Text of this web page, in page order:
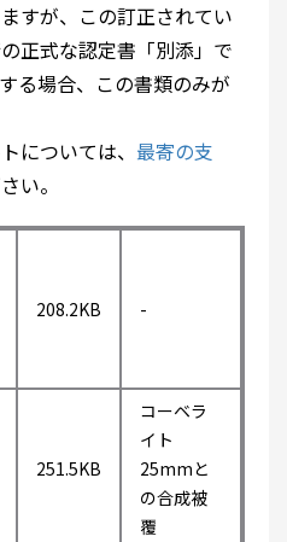
すが、この訂正されてい
正式な認定書「別添」で
る場合、この書類のみが
については、 最寄の支
い。
208.2KB -
251.5KB
コーベラ
イト
25mmと
の合成被
覆